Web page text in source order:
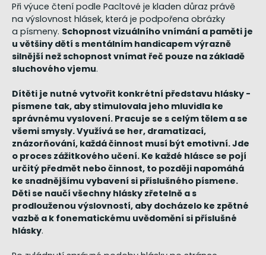
Při výuce čtení podle Pacltové je kladen důraz právě
na výslovnost hlásek, která je podpořena obrázky
a písmeny. Schopnost vizuálního vnímání a paměti je
u většiny dětí s mentálním handicapem výrazně
silnější než schopnost vnímat řeč pouze na základě
sluchového vjemu.
Dítěti je nutné vytvořit konkrétní představu hlásky -
písmene tak, aby stimulovala jeho mluvidla ke
správnému vyslovení. Pracuje se s celým tělem a se
všemi smysly. Využívá se her, dramatizací,
znázorňování, každá činnost musí být emotivní. Jde
o proces zážitkového učení. Ke každé hlásce se pojí
určitý předmět nebo činnost, to později napomáhá
ke snadnějšímu vybavení si příslušného písmene.
Děti se naučí všechny hlásky zřetelně a s
prodlouženou výslovností, aby docházelo ke zpětné
vazbě a k fonematickému uvědomění si příslušné
hlásky.